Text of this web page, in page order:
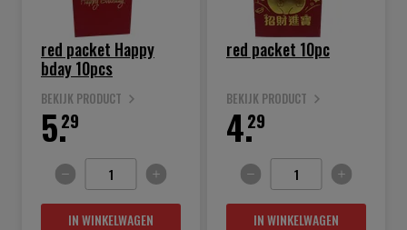
red packet Happy
bday 10pcs
BEKIJK PRODUCT
29
5.
IN WINKELWAGEN
red packet 10pc
BEKIJK PRODUCT
29
4.
IN WINKELWAGEN